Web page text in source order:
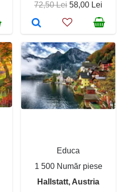
72,50 Lei 58,00 Lei
Educa
1 500 Număr piese
Hallstatt, Austria